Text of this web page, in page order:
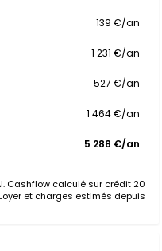
139 €/an
1 231 €/an
527 €/an
1 464 €/an
5 288 €/an
Cashflow calculé sur crédit 20
et charges estimés depuis